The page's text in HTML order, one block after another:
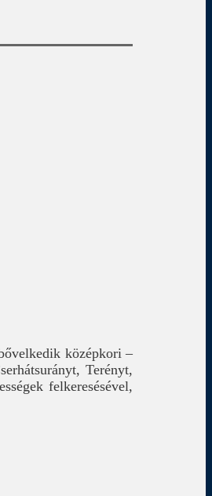
középkori –
Terényt,
felkeresésével,